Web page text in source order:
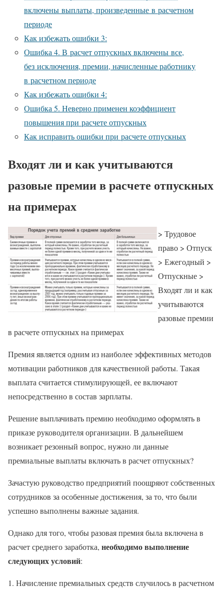
включены выплаты, произведенные в расчетном
периоде
Как избежать ошибки 3:
Ошибка 4. В расчет отпускных включены все,
без исключения, премии, начисленные работнику
в расчетном периоде
Как избежать ошибки 4:
Ошибка 5. Неверно применен коэффициент
повышения при расчете отпускных
Как исправить ошибки при расчете отпускных
Входят ли и как учитываются
разовые премии в расчете отпускных
на примерах
> Трудовое
право > Отпуск
> Ежегодный >
Отпускные >
Входят ли и как
учитываются
разовые премии
в расчете отпускных на примерах
Премия является одним из наиболее эффективных методов
мотивации работников для качественной работы. Такая
выплата считается стимулирующей, ее включают
непосредственно в состав зарплаты.
Решение выплачивать премию необходимо оформлять в
приказе руководителя организации. В дальнейшем
возникает резонный вопрос, нужно ли данные
премиальные выплаты включать в расчет отпускных?
Зачастую руководство предприятий поощряют собственных
сотрудников за особенные достижения, за то, что были
успешно выполнены важные задания.
Однако для того, чтобы разовая премия была включена в
расчет среднего заработка, необходимо выполнение
следующих условий:
Начисление премиальных средств случилось в расчетном